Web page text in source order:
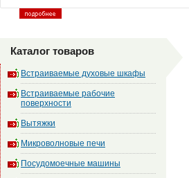
Каталог товаров
Встраиваемые духовые шкафы
Встраиваемые рабочие
поверхности
Вытяжки
Микроволновые печи
Посудомоечные машины